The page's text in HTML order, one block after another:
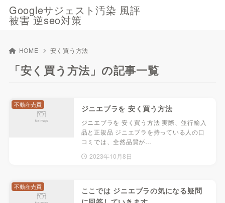
Googleサジェスト汚染 風評
被害 逆seo対策
HOME 安く買う方法
「安く買う方法」の記事一覧
ジニエブラを 安く買う方法
ジニエブラを 安く買う方法 実際、並行輸入
品と正規品 ジニエブラを持っている人の口
コミでは、全然品質が…
2023年10月8日
不動産売買
ここでは ジニエブラの気になる疑問
不動産売買